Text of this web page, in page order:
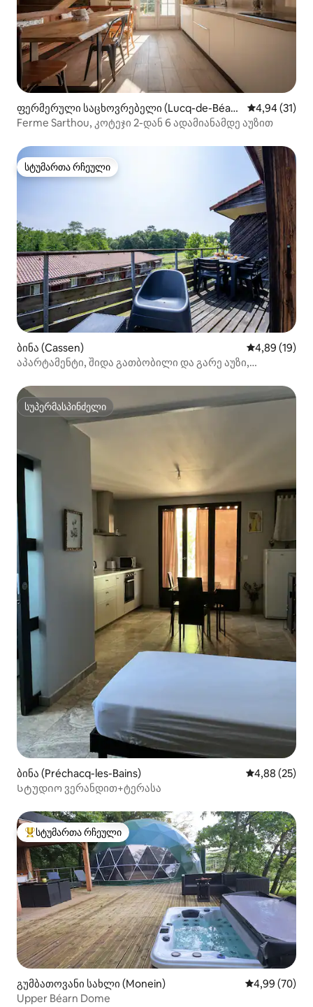
ფერმერული საცხოვრებელი (Lucq-de-Béar
n)
საშუალო
4,94 (31)
Ferme Sarthou, კოტეჯი 2-დან 6 ადამიანამდე აუზით
სტუმართა რჩეული
სტუმართა რჩეული
ბინა (Cassen) საშუალო
4,89 (19)
აპარტამენტი, შიდა გათბობილი და გარე აუზი,
სუპერმასპინძელი
სუპერმასპინძელი
ბინა (Préchacq-les-Bains) საშუალო
4,88 (25)
Სტუდიო ვერანდით+ტერასა
სტუმართა რჩეული მოწინავე ვარიანტი
სტუმართა რჩეული
გუმბათოვანი სახლი (Monein) საშუალო
4,99 (70)
Upper Béarn Dome